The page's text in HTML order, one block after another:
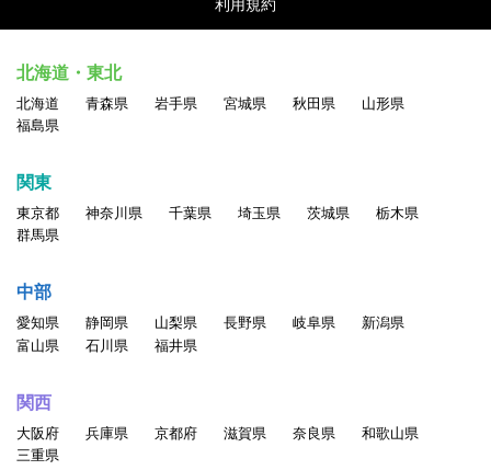
利用規約
北海道・東北
北海道 青森県 岩手県 宮城県 秋田県
山形県
福島県
関東
東京都 神奈川県 千葉県 埼玉県 茨城県
栃木県
群馬県
中部
愛知県 静岡県 山梨県 長野県 岐阜県
新潟県
富山県
石川県 福井県
関西
大阪府 兵庫県 京都府 滋賀県 奈良県
和歌山県
三重県